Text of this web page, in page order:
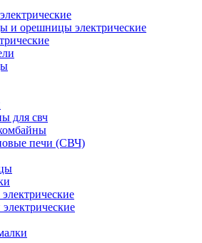
и орешницы электрические
для свч
печи (СВЧ)